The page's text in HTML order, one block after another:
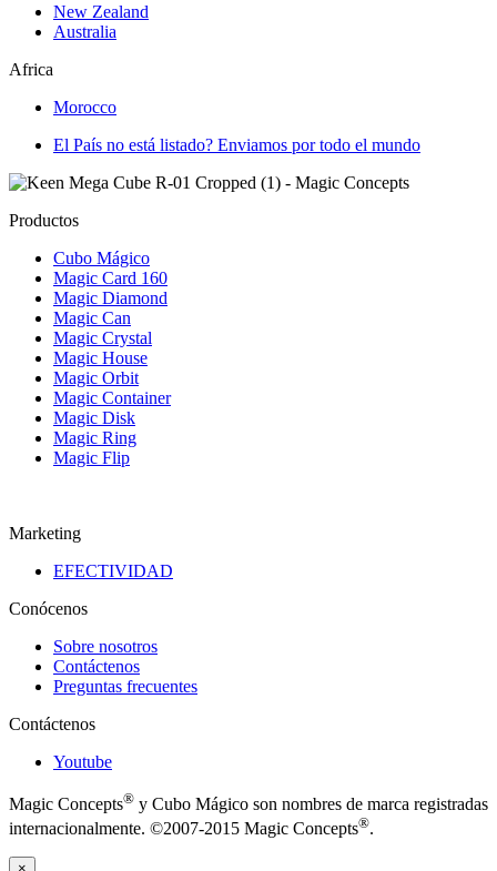
New Zealand
Australia
Africa
Morocco
El País no está listado? Enviamos por todo el mundo
Productos
Cubo Mágico
Magic Card 160
Magic Diamond
Magic Can
Magic Crystal
Magic House
Magic Orbit
Magic Container
Magic Disk
Magic Ring
Magic Flip
Marketing
EFECTIVIDAD
Conócenos
Sobre nosotros
Contáctenos
Preguntas frecuentes
Contáctenos
Youtube
Magic Concepts® y Cubo Mágico son nombres de marca registradas
internacionalmente. ©2007-2015 Magic Concepts®.